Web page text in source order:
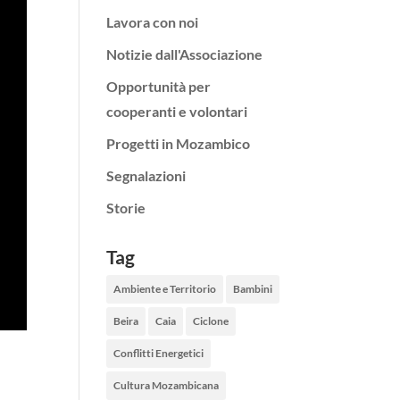
Lavora con noi
Notizie dall'Associazione
Opportunità per
cooperanti e volontari
Progetti in Mozambico
Segnalazioni
Storie
Tag
Ambiente e Territorio Bambini
Beira Caia Ciclone
Conflitti Energetici
Cultura Mozambicana